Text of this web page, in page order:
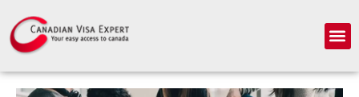
contenu